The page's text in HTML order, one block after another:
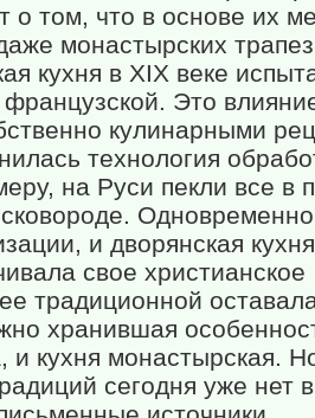
о том, что в основе их
монастырских
кухня в XIX веке
Это
кулинарными
технология
на Руси пекли все в
и дворянская
свое христианское
традиционной
хранившая
и кухня монастырская.
сегодня уже нет